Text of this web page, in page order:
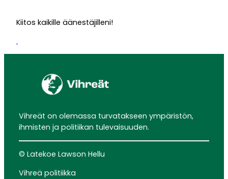
Kiitos kaikille äänestäjilleni!
Vihreät on olemassa turvatakseen ympäristön,
ihmisten ja politiikan tulevaisuuden.
© Latekoe Lawson Hellu
Vihreä politiikka